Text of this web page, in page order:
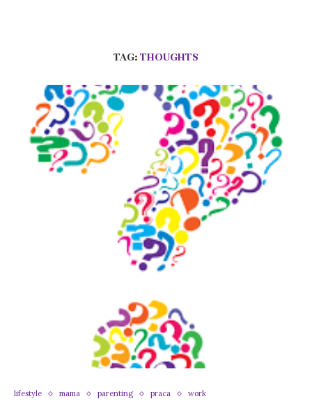
TAG: THOUGHTS
lifestyle mama parenting praca work